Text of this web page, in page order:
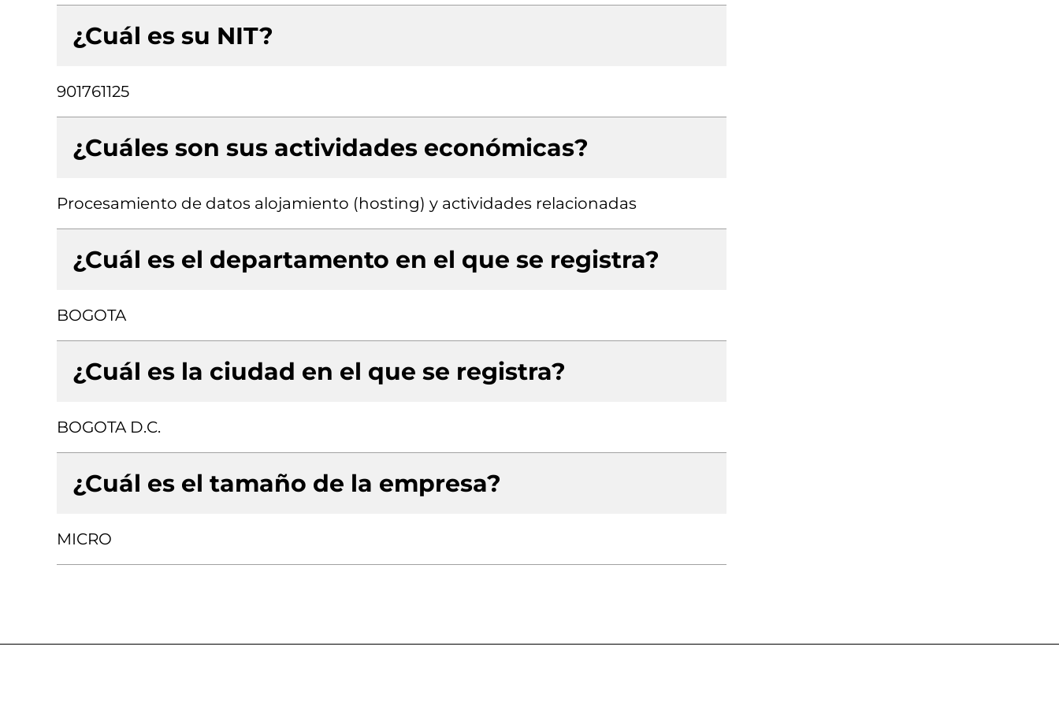
¿Cuál es su NIT?
901761125
¿Cuáles son sus actividades económicas?
Procesamiento de datos alojamiento (hosting) y actividades relacionadas
¿Cuál es el departamento en el que se registra?
BOGOTA
¿Cuál es la ciudad en el que se registra?
BOGOTA D.C.
¿Cuál es el tamaño de la empresa?
MICRO